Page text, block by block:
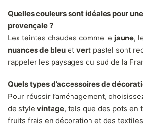
Quelles couleurs sont idéales pour
provençale ?
Les teintes chaudes comme le jaune, le
nuances de bleu et vert pastel sont
rappeler les paysages du sud de la
Quels types d’accessoires de
Pour réussir l’aménagement,
de style vintage, tels que des pots en
fruits frais en décoration et des